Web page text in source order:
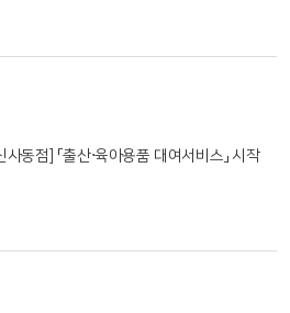
동점] 「출산⋅육아용품 대여서비스」 시작